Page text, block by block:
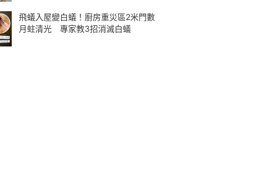
飛蟻入屋變白蟻！廚房重災區2米門數
月蛀清光 專家教3招消滅白蟻